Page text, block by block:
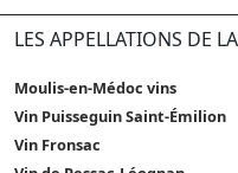
LES APPELLATIONS DE
Moulis-en-Médoc vins
Vin Puisseguin Saint-Émilion
Vin Fronsac